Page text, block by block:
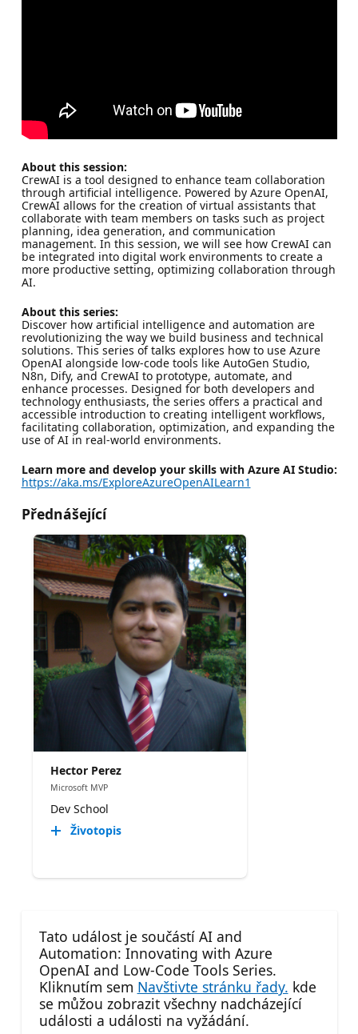
About this session:
CrewAI is a tool designed to enhance team collaboration
through artificial intelligence. Powered by Azure OpenAI,
CrewAI allows for the creation of virtual assistants that
collaborate with team members on tasks such as project
planning, idea generation, and communication
management. In this session, we will see how CrewAI can
be integrated into digital work environments to create a
more productive setting, optimizing collaboration through
AI.
About this series:
Discover how artificial intelligence and automation are
revolutionizing the way we build business and technical
solutions. This series of talks explores how to use Azure
OpenAI alongside low-code tools like AutoGen Studio,
N8n, Dify, and CrewAI to prototype, automate, and
enhance processes. Designed for both developers and
technology enthusiasts, the series offers a practical and
accessible introduction to creating intelligent workflows,
facilitating collaboration, optimization, and expanding the
use of AI in real-world environments.
Learn more and develop your skills with Azure AI Studio:
https://aka.ms/ExploreAzureOpenAILearn1
Přednášející
Hector Perez
Microsoft MVP
Dev School
Životopis
Tato událost je součástí AI and
Automation: Innovating with Azure
OpenAI and Low-Code Tools Series.
Kliknutím sem Navštivte stránku řady. kde
se můžou zobrazit všechny nadcházející
události a události na vyžádání.